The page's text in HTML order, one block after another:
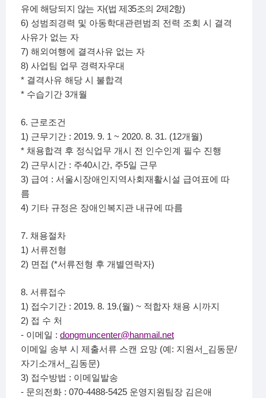
유에 해당되지 않는 자(법 제 35조의 2제 2항)
6) 성범죄경력 및 아동학대관련범죄 전력 조회 시 결격
사유가 없는 자
7) 해외여행에 결격사유 없는 자
8) 사업팀 업무 경력자우대
* 결격사유 해당 시 불합격
* 수습기간 3개월
6. 근로조건
1) 근무기간 : 2019. 9. 1 ~ 2020. 8. 31. (12개월)
* 채용합격 후 정식업무 개시 전 인수인계 필수 진행
2) 근무시간 : 주40시간, 주5일 근무
3) 급여 : 서울시장애인지역사회재활시설 급여표에 따
름
4) 기타 규정은 장애인복지관 내규에 따름
7. 채용절차
1) 서류전형
2) 면접 (*서류전형 후 개별연락자)
8. 서류접수
1) 접수기간 : 2019. 8. 19.(월) ~ 적합자 채용 시까지
2) 접 수 처
- 이메일 : dongmuncenter@hanmail.net
이메일 송부 시 제출서류 스캔 요망 (예 : 지원서 김동문/
자기소개서 김동문)
3) 접수방법 : 이메일발송
- 문의전화 : 070-4488-5425 운영지원팀장 김은애